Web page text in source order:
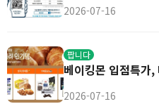
2026-07-16
팝니다
베이킹몬 입점특가
2026-07-16